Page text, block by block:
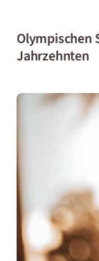
Olympischen
Jahrzehnten